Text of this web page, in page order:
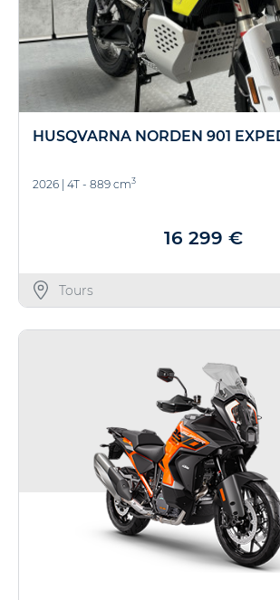
HUSQVARNA NORDEN 901
2026 | 4T - 889 cm3
16 299 €
Tours